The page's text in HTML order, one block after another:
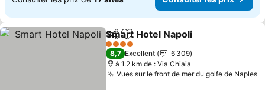
PartagerAjouter à mes favoris
Smart Hotel Napoli
4 Étoiles
8,7 Excellent
6 309
à 1.2 km de : Via Chiaia
Vues sur le front de mer du golfe de Naples